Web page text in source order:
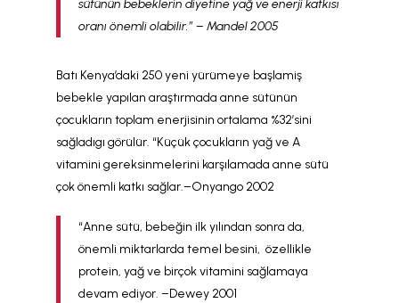
sütünün bebeklerin diyetine yağ ve enerji katkısı
oranı önemli olabilir.” – Mandel 2005
Batı Kenya’daki 250 yeni yürümeye başlamiş
bebekle yapılan araştırmada anne sütünün
çocukların toplam enerjisinin ortalama %32’sini
sağladıgı görülür. “Küçük çocukların yağ ve A
vitamini gereksinmelerini karşılamada anne sütü
çok önemli katkı sağlar.–Onyango 2002
“Anne sütü, bebeğin ilk yılından sonra da,
önemli miktarlarda temel besini, özellikle
protein, yağ ve birçok vitamini sağlamaya
devam ediyor. –Dewey 2001